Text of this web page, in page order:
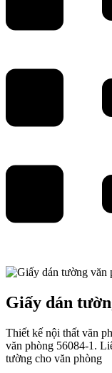
Giấy dán
Thiết kế nội thất văn
văn phòng 56084-1.
tường cho văn phòng